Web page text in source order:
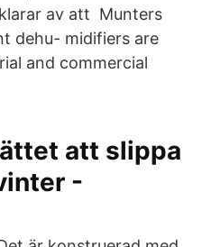
av att Munters
dehu- midifiers are
and commercial
att slippa
-